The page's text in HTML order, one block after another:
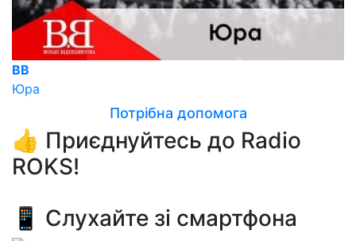
ВВ
Юра
Потрібна допомога
👍 Приєднуйтесь до Radio
ROKS!
📱 Слухайте зі смартфона